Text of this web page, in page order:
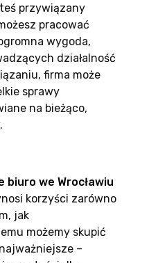
przywiązany
pracować
wygoda,
działalność
firma może
sprawy
na bieżąco,
biuro we Wrocławiu
korzyści zarówno
jak
możemy skupić
–